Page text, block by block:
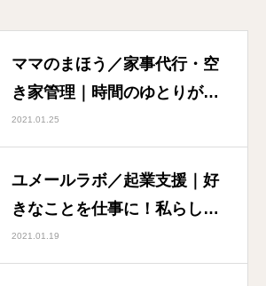
ママのまほう／家事代行・空
き家管理｜時間のゆとりがお
客様の夢を叶えます
2021.01.25
ユメールラボ／起業支援｜好
きなことを仕事に！私らし
く！
2021.01.19